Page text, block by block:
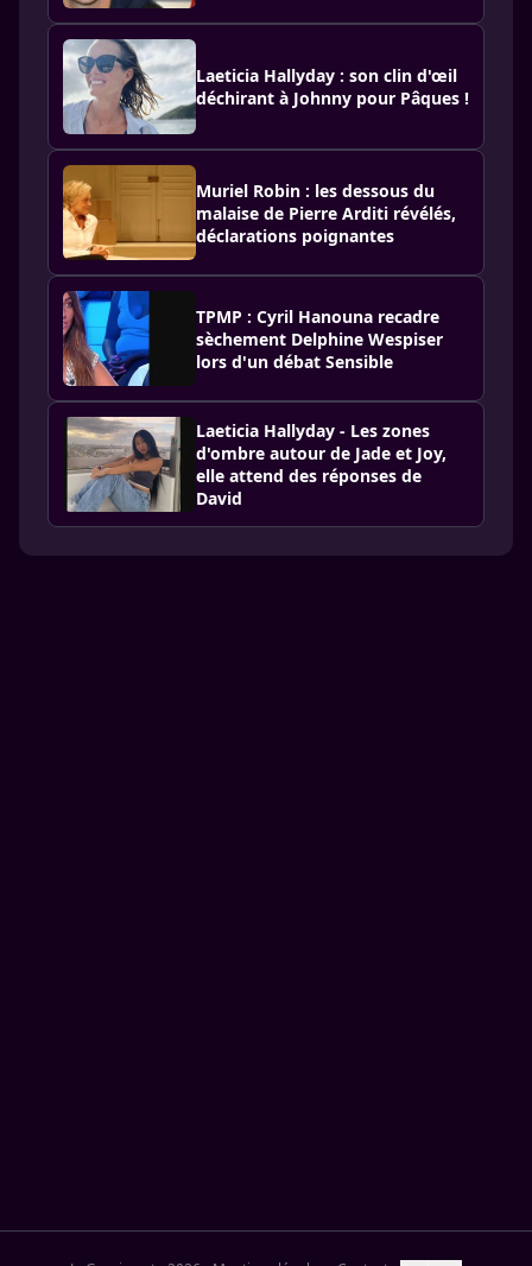
Laeticia Hallyday : son clin d'œil
déchirant à Johnny pour Pâques !
Muriel Robin : les dessous du
malaise de Pierre Arditi révélés,
déclarations poignantes
TPMP : Cyril Hanouna recadre
sèchement Delphine Wespiser
lors d'un débat Sensible
Laeticia Hallyday - Les zones
d'ombre autour de Jade et Joy,
elle attend des réponses de
David